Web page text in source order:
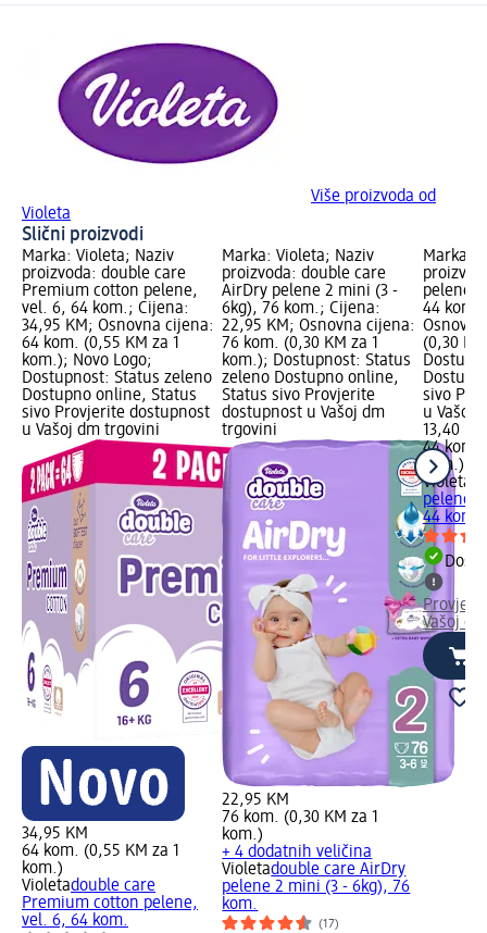
Više proizvoda od
Violeta
Slični proizvodi
Marka: Violeta; Naziv
proizvoda: double care
Premium cotton pelene,
vel. 6, 64 kom.; Cijena:
34,95 KM; Osnovna cijena:
64 kom. (0,55 KM za 1
kom.); Novo Logo;
Dostupnost: Status zeleno
Dostupno online, Status
sivo Provjerite dostupnost
u Vašoj dm trgovini
34,95 KM
64 kom. (0,55 KM za 1
kom.)
Violetadouble care
Premium cotton pelene,
vel. 6, 64 kom.
Marka: Violeta; Naziv
proizvoda: double care
AirDry pelene 2 mini (3 -
6kg), 76 kom.; Cijena:
22,95 KM; Osnovna cijena:
76 kom. (0,30 KM za 1
kom.); Dostupnost: Status
zeleno Dostupno online,
Status sivo Provjerite
dostupnost u Vašoj dm
trgovini
22,95 KM
76 kom. (0,30 KM za 1
kom.)
+ 4 dodatnih veličina
Violetadouble care AirDry
pelene 2 mini (3 - 6kg), 76
kom.
(17)
Marka:
pelene
44
(0,30
sivo
u Vašoj
13,40 KM
44 kom.
kom.)
Violeta
pelene
44 kom.
Vašoj